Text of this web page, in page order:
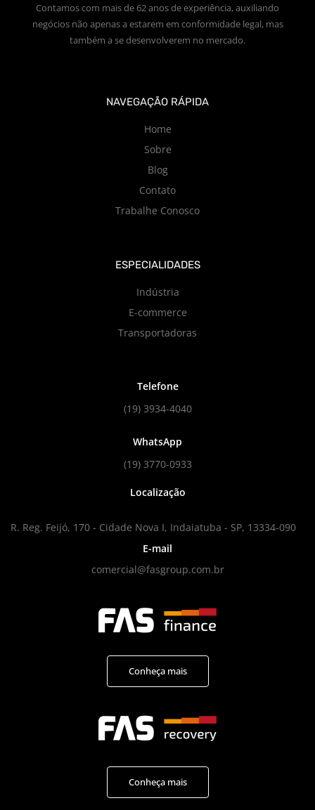
Contamos com mais de 62 anos de experiência, auxiliando
negócios não apenas a estarem em conformidade legal, mas
também a se desenvolverem no mercado.
NAVEGAÇÃO RÁPIDA
Home
Sobre
Blog
Contato
Trabalhe Conosco
ESPECIALIDADES
Indústria
E-commerce
Transportadoras
Telefone
(19) 3934-4040
WhatsApp
(19) 3770-0933
Localização
R. Reg. Feijó, 170 - Cidade Nova I, Indaiatuba - SP, 13334-090
E-mail
comercial@fasgroup.com.br
Conheça mais
Conheça mais